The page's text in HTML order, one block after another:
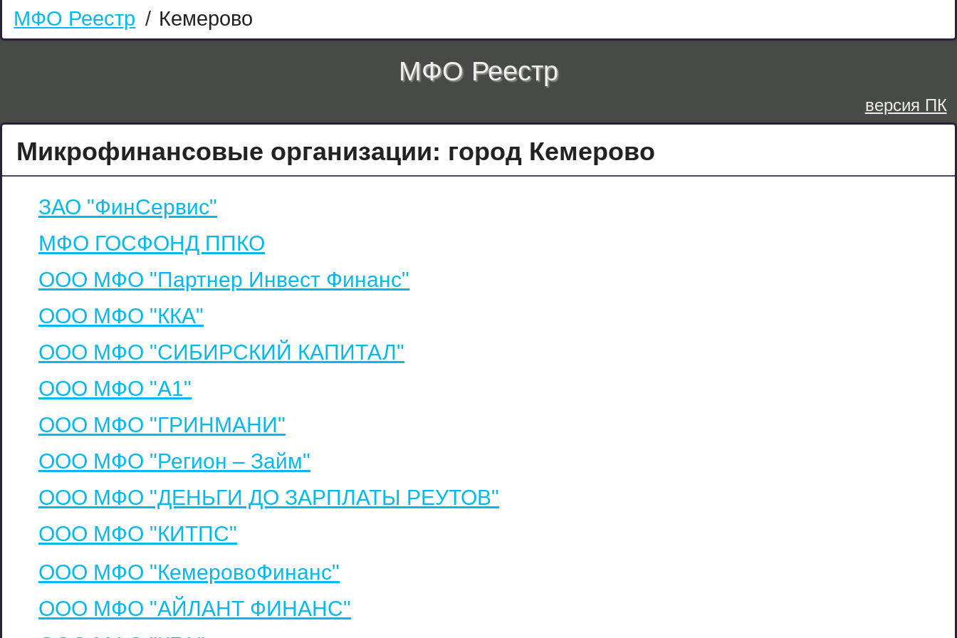
МФО Реестр / Кемерово
МФО Реестр
версия ПК
Микрофинансовые организации: город Кемерово
ЗАО "ФинСервис"
МФО ГОСФОНД ППКО
ООО МФО "Партнер Инвест Финанс"
ООО МФО "ККА"
ООО МФО "СИБИРСКИЙ КАПИТАЛ"
ООО МФО "А1"
ООО МФО "ГРИНМАНИ"
ООО МФО "Регион – Займ"
ООО МФО "ДЕНЬГИ ДО ЗАРПЛАТЫ РЕУТОВ"
ООО МФО "КИТПС"
ООО МФО "КемеровоФинанс"
ООО МФО "АЙЛАНТ ФИНАНС"